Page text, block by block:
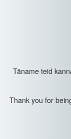
Täname teid
Thank you for